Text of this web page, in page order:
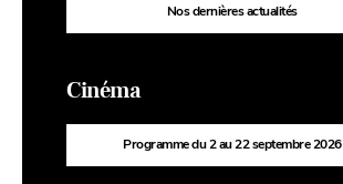
Nos dernières actualités
Cinéma
Programme du 2 au 22 septembre 2026